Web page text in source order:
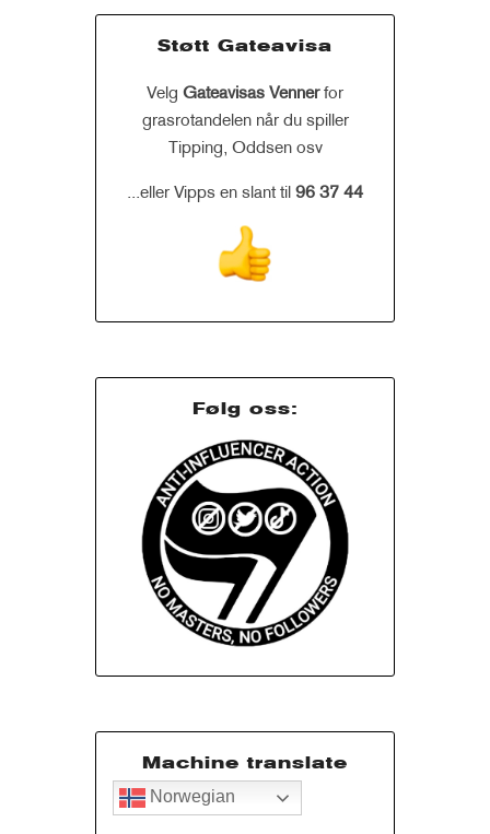
Støtt Gateavisa
Velg Gateavisas Vennerfor
grasrotandelen når du spiller
Tipping, Oddsen osv
...eller Vipps en slant til 96 37 44
Følg oss:
Machine translate
Norwegian